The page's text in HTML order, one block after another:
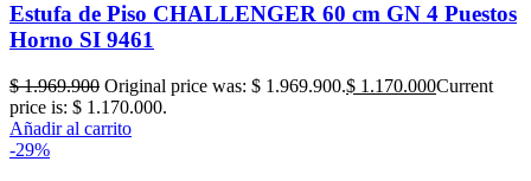
Estufa de Piso CHALLENGER 60 cm GN 4 Puestos
Horno SI 9461
$1.969.900 Original price was: $ 1.969.900.$ 1.170.000Current
price is: $ 1.170.000.
Añadir al carrito
-29%